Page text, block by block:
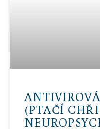
(PTAČÍ